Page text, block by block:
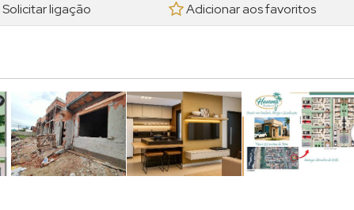
Solicitar ligação Adicionar aos favoritos